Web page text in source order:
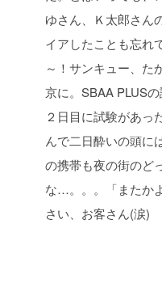
ゆさん、Ｋ太郎さん
イアしたことも忘れ
～！サンキュー、た
京に。SBAA PLUS
２日目に試験があっ
んで二日酔いの頭に
の携帯も夜の街のど
な…。。。「またか
さい、お客さん(涙)